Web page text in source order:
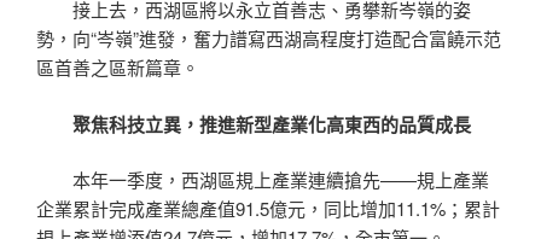
接上去，西湖區將以永立首善志、勇攀新岑嶺的姿
勢，向“岑嶺”進發，奮力譜寫西湖高程度打造配合富饒示范
區首善之區新篇章。
聚焦科技立異，推進新型產業化高東西的品質成長
本年一季度，西湖區規上產業連續搶先——規上產業
企業累計完成產業總產值91.5億元，同比增加11.1%；累計